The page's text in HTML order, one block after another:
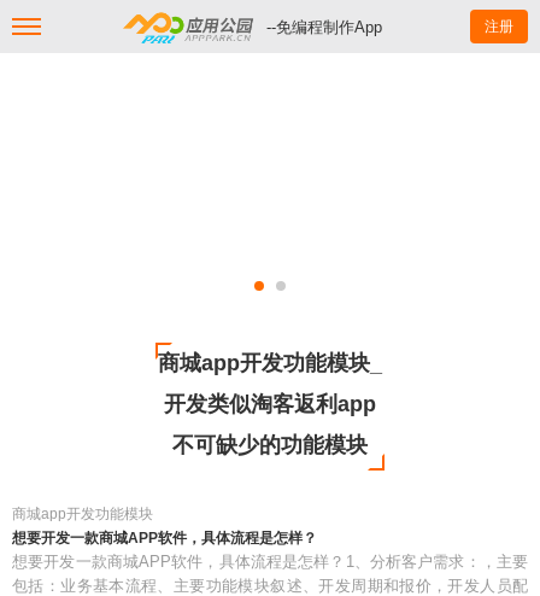
--免编程制作App 注册
商城app开发功能模块_
开发类似淘客返利app
不可缺少的功能模块
商城app开发功能模块
想要开发一款商城APP软件，具体流程是怎样？
想要开发一款商城APP软件，具体流程是怎样？1、分析客户需求：，主要
包括：业务基本流程、主要功能模块叙述、开发周期和报价，开发人员配